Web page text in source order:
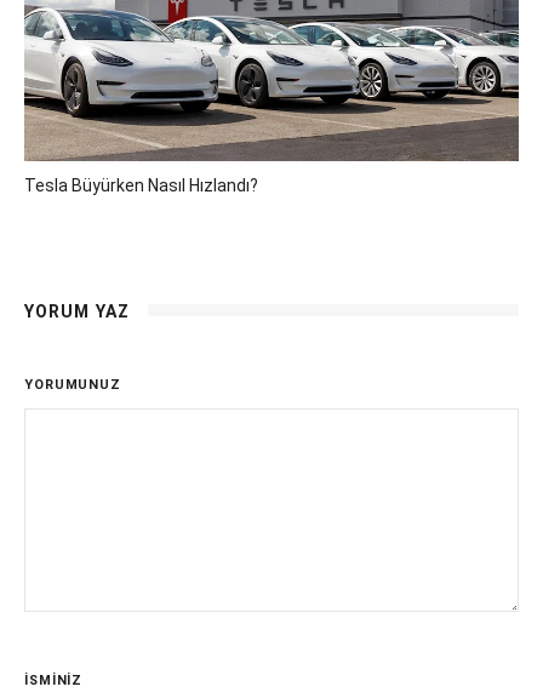
Tesla Büyürken Nasıl Hızlandı?
YORUM YAZ
YORUMUNUZ
İSMİNİZ